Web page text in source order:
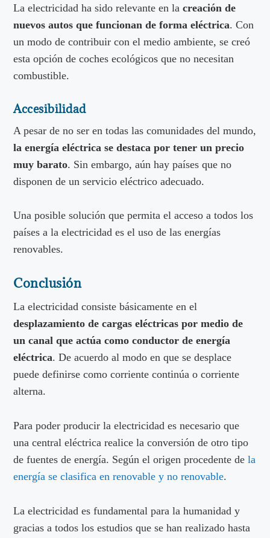
La electricidad ha sido relevante en lacreación de
nuevos autos que funcionan de forma eléctrica. Con
un modo de contribuir con el medio ambiente, se creó
esta opción de coches ecológicos que no necesitan
combustible.
Accesibilidad
A pesar de no ser en todas las comunidades del mundo,
la energía eléctrica se destaca por tener un precio
muy barato. Sin embargo, aún hay países que no
disponen de un servicio eléctrico adecuado.
Una posible solución que permita el acceso a todos los
países a la electricidad es el uso de las energías
renovables.
Conclusión
La electricidad consiste básicamente en el
desplazamiento de cargas eléctricas por medio de
un canal que actúa como conductor de energía
eléctrica. De acuerdo al modo en que se desplace
puede definirse como corriente continúa o corriente
alterna.
Para poder producir la electricidad es necesario que
una central eléctrica realice la conversión de otro tipo
de fuentes de energía. Según el origen procedente dela
energía se clasifica en renovable y no renovable.
La electricidad es fundamental para la humanidad y
gracias a todos los estudios que se han realizado hasta